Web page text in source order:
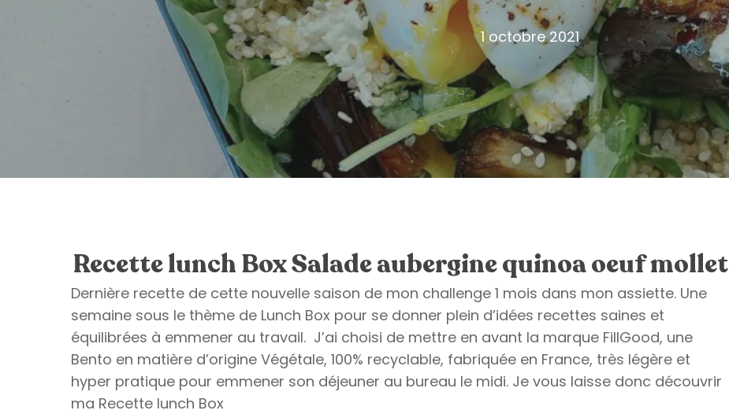
1 octobre 2021
Recette lunch Box Salade aubergine quinoa oeuf mollet
Dernière recette de cette nouvelle saison de mon challenge 1 mois dans mon assiette. Une
semaine sous le thème de Lunch Box pour se donner plein d’idées recettes saines et
équilibrées à emmener au travail. J’ai choisi de mettre en avant la marque FillGood, une
Bento en matière d’origine Végétale, 100% recyclable, fabriquée en France, très légère et
hyper pratique pour emmener son déjeuner au bureau le midi. Je vous laisse donc découvrir
ma Recette lunch Box